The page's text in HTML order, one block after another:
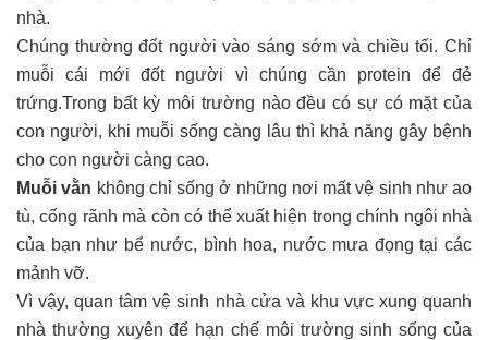
nhà.
Chúng thường đốt người vào sáng sớm và chiều tối. Chỉ
muỗi cái mới đốt người vì chúng cần protein để đẻ
trứng.Trong bất kỳ môi trường nào đều có sự có mặt của
con người, khi muỗi sống càng lâu thì khả năng gây bệnh
cho con người càng cao.
Muỗi vằn không chỉ sống ở những nơi mất vệ sinh như ao
tù, cống rãnh mà còn có thể xuất hiện trong chính ngôi nhà
của bạn như bể nước, bình hoa, nước mưa đọng tại các
mảnh vỡ.
Vì vậy, quan tâm vệ sinh nhà cửa và khu vực xung quanh
nhà thường xuyên để hạn chế môi trường sinh sống của